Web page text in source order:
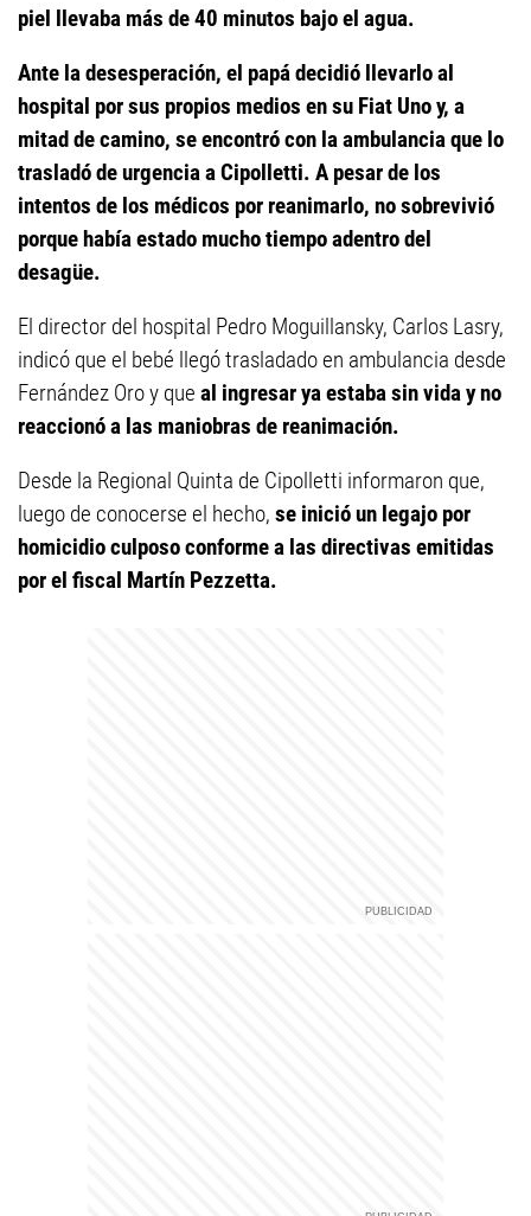
piel llevaba más de 40 minutos bajo el agua.
Ante la desesperación, el papá decidió llevarlo al
hospital por sus propios medios en su Fiat Uno y, a
mitad de camino, se encontró con la ambulancia que lo
trasladó de urgencia a Cipolletti. A pesar de los
intentos de los médicos por reanimarlo, no sobrevivió
porque había estado mucho tiempo adentro del
desagüe.
El director del hospital Pedro Moguillansky, Carlos Lasry,
indicó que el bebé llegó trasladado en ambulancia desde
Fernández Oro y que al ingresar ya estaba sin vida y no
reaccionó a las maniobras de reanimación.
Desde la Regional Quinta de Cipolletti informaron que,
luego de conocerse el hecho, se inició un legajo por
homicidio culposo conforme a las directivas emitidas
por el fiscal Martín Pezzetta.